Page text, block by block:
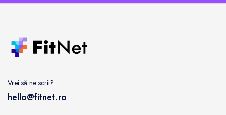
Vrei să ne scrii?
hello@fitnet.ro